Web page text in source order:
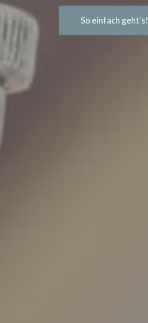
So einfach geht's!